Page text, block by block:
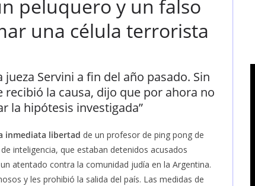
peluquero y un falso
una célula terrorista
Servini a fin del año pasado. Sin
la causa, dijo que por ahora no
la hipótesis investigada”
inmediata libertad de un profesor de ping pong de
inteligencia, que estaban detenidos acusados
atentado contra la comunidad judía en la Argentina.
y les prohibió la salida del país. Las medidas de